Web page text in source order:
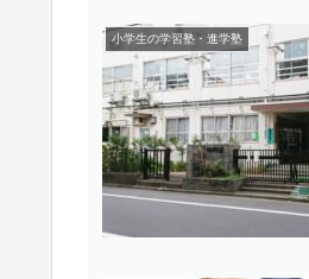
小学生の学習塾・進学塾